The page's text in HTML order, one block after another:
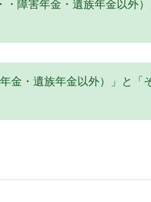
障害年金・遺族年金以外）
金・遺族年金以外）」と「